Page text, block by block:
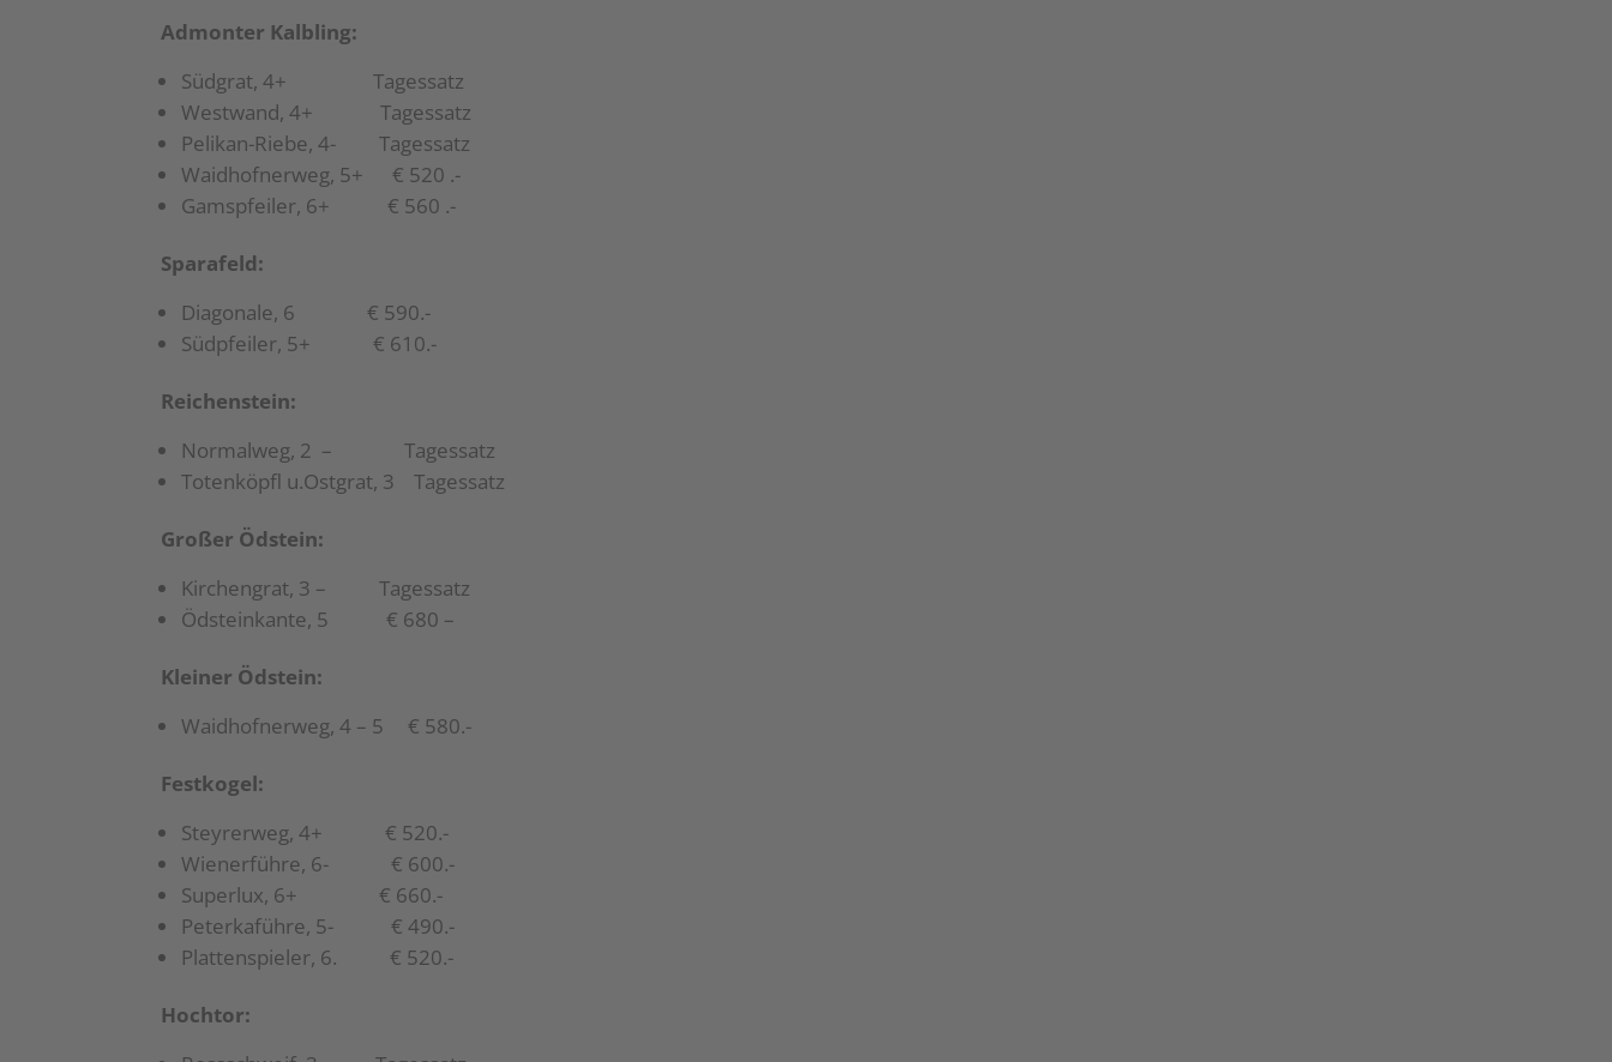
Admonter Kalbling:
Südgrat, 4+ Tagessatz
Westwand, 4+ Tagessatz
Pelikan-Riebe, 4- Tagessatz
Waidhofnerweg, 5+ € 520 .-
Gamspfeiler, 6+ € 560 .-
Sparafeld:
Diagonale, 6 € 590.-
Südpfeiler, 5+ € 610.-
Reichenstein:
Normalweg, 2 – Tagessatz
Totenköpfl u.Ostgrat, 3 Tagessatz
Großer Ödstein:
Kirchengrat, 3 – Tagessatz
Ödsteinkante, 5 € 680 –
Kleiner Ödstein:
Waidhofnerweg, 4 – 5 € 580.-
Festkogel:
Steyrerweg, 4+ € 520.-
Wienerführe, 6- € 600.-
Superlux, 6+ € 660.-
Peterkaführe, 5- € 490.-
Plattenspieler, 6. € 520.-
Hochtor: